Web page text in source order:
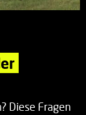
Diese Fragen